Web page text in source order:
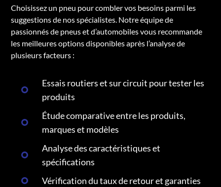
Choisissez un pneu pour combler vos besoins parmi les
suggestions de nos spécialistes. Notre équipe de
passionnés de pneus et d’automobiles vous recommande
les meilleures options disponibles après l’analyse de
plusieurs facteurs :
Essais routiers et sur circuit pour tester les
produits
Étude comparative entre les produits,
marques et modèles
Analyse des caractéristiques et
spécifications
Vérification du taux de retour et garanties